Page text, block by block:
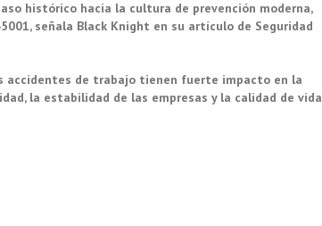
histórico hacia la cultura de prevención moderna,
señala Black Knight en su artículo de Seguridad
accidentes de trabajo tienen fuerte impacto en la
la estabilidad de las empresas y la calidad de vida